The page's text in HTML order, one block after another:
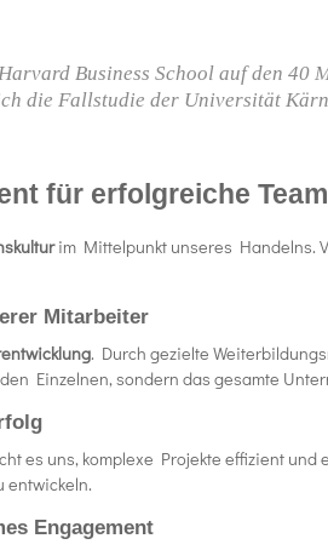
Business School auf den
die Fallstudie der Universität
für erfolgreiche
im Mittelpunkt unseres Handelns.
Mitarbeiter
. Durch gezielte
Einzelnen, sondern das gesamte
es uns, komplexe Projekte effizient und
entwickeln.
Engagement